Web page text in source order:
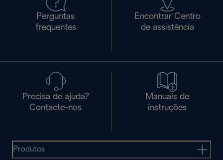
Perguntas
frequentes
Encontrar Centro
de assistência
Precisa de ajuda?
Contacte-nos
Manuais de
instruções
Produtos